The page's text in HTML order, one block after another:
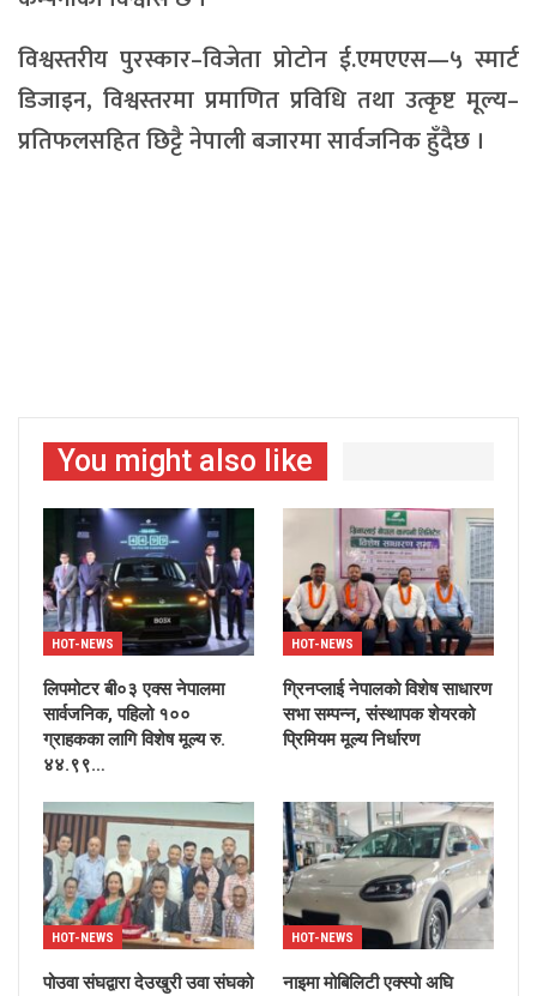
विश्वस्तरीय पुरस्कार–विजेता प्रोटोन ई.एमएएस—५ स्मार्ट
डिजाइन, विश्वस्तरमा प्रमाणित प्रविधि तथा उत्कृष्ट मूल्य–
प्रतिफलसहित छिट्टै नेपाली बजारमा सार्वजनिक हुँदैछ ।
You might also like
HOT-NEWS
लिपमोटर बी०३ एक्स नेपालमा
सार्वजनिक, पहिलो १००
ग्राहकका लागि विशेष मूल्य रु.
४४.९९…
HOT-NEWS
ग्रिनप्लाई नेपालको विशेष साधारण
सभा सम्पन्न, संस्थापक शेयरको
प्रिमियम मूल्य निर्धारण
HOT-NEWS
पोउवा संघद्वारा देउखुरी उवा संघको
HOT-NEWS
नाइमा मोबिलिटी एक्स्पो अघि